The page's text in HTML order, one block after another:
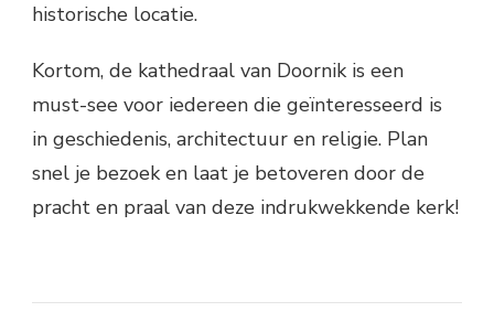
historische locatie.
Kortom, de kathedraal van Doornik is een
must-see voor iedereen die geïnteresseerd is
in geschiedenis, architectuur en religie. Plan
snel je bezoek en laat je betoveren door de
pracht en praal van deze indrukwekkende kerk!